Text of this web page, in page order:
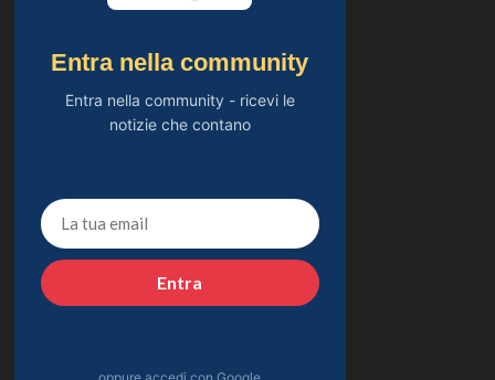
Entra nella community
Entra nella community - ricevi le
notizie che contano
Entra